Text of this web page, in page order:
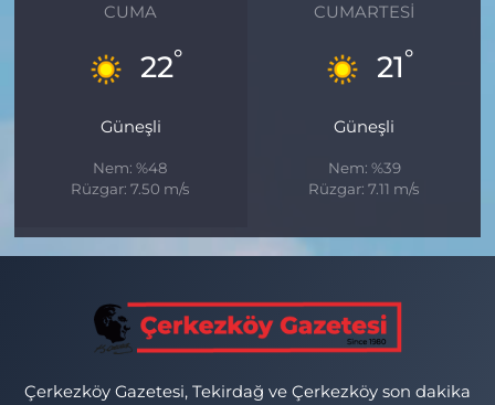
CUMA
22°
Güneşli
Nem: %48
Rüzgar: 7.50 m/s
CUMARTESI
21°
Güneşli
Nem: %39
Rüzgar: 7.11 m/s
Çerkezköy Gazetesi, Tekirdağ ve Çerkezköy son dakika